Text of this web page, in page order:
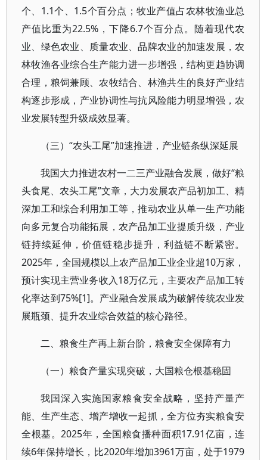
个、1.1个、1.5个百分点；牧业产值占农林牧渔业总
产值比重为22.5%，下降6.7个百分点。随着现代农
业、绿色农业、质量农业、品牌农业的加速发展，农
林牧渔各业综合生产能力进一步增强，结构更趋协调
合理，粮饲兼顾、农牧结合、林渔共生的良好产业结
构逐步形成，产业协调性与抗风险能力明显增强，农
业发展转型升级成效显著。
（三）“农头工尾”加速推进，产业链条纵深延展
我国大力推进农村一二三产业融合发展，做好“粮
头食尾、农头工尾”文章，大力发展农产品初加工、精
深加工和综合利用加工等，推动农业从单一生产功能
向多元复合功能拓展，农产品加工业提质升级，产业
链持续延伸，价值链稳步提升，利益链不断紧密。
2025年，全国规模以上农产品加工业企业超10万家，
预计实现主营业务收入18万亿元，主要农产品加工转
化率达到75%[1]。产业融合发展成为破解传统农业发
展瓶颈、提升农业综合效益的核心路径。
二、粮食生产再上新台阶，粮食安全保障有力
（一）粮食产量实现突破，大国粮仓根基稳固
我国深入实施国家粮食安全战略，坚持产量产
能、生产生态、增产增收一起抓，全方位夯实粮食安
全根基。2025年，全国粮食播种面积17.91亿亩，连
续6年保持增长，比2020年增加3961万亩，处于1979